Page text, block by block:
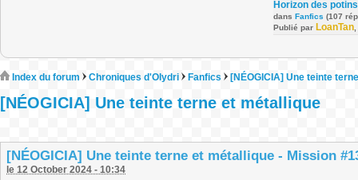
Horizon des potins
dans Fanfics (107
Publié par LoanTan
Index du forum Chroniques d'Olydri Fanfics [NÉOGICIA] Une teinte
[NÉOGICIA] Une teinte terne et métallique
[NÉOGICIA] Une teinte terne et métallique - Mission
le 12 October 2024 - 10:34